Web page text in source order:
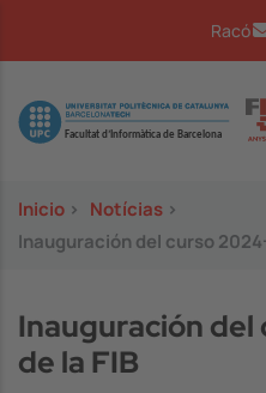
Racó
Image
Inicio > Notícias >
Inauguración del curso
Inauguración
de la FIB